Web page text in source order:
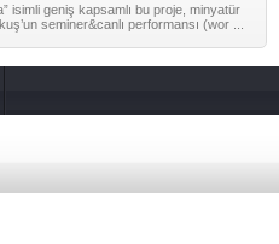
isimli geniş kapsamlı bu proje, minyatür
seminer&canlı performansı (wor ...